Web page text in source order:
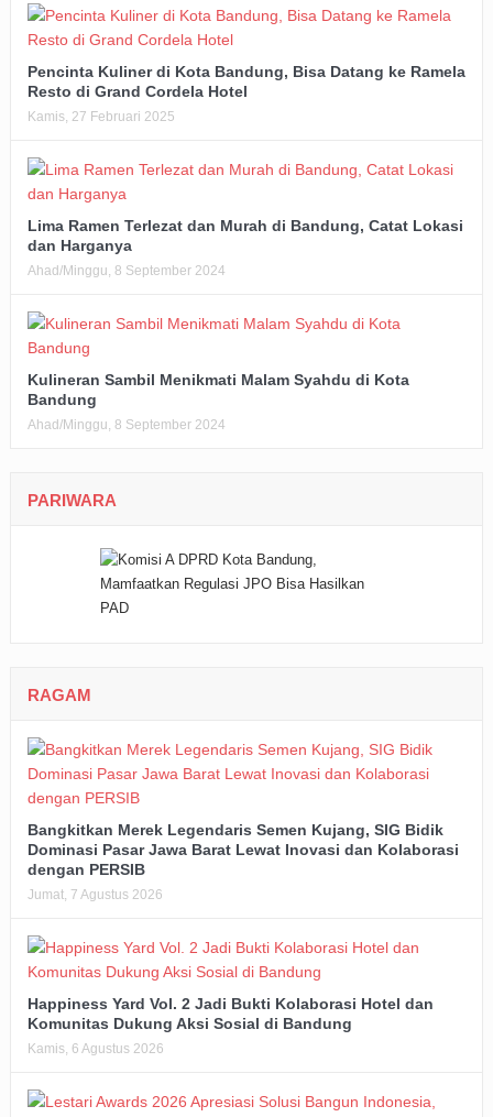
Pencinta Kuliner di Kota Bandung, Bisa Datang ke Ramela
Resto di Grand Cordela Hotel
Kamis, 27 Februari 2025
Lima Ramen Terlezat dan Murah di Bandung, Catat Lokasi
dan Harganya
Ahad/Minggu, 8 September 2024
Kulineran Sambil Menikmati Malam Syahdu di Kota
Bandung
Ahad/Minggu, 8 September 2024
PARIWARA
RAGAM
Bangkitkan Merek Legendaris Semen Kujang, SIG Bidik
Dominasi Pasar Jawa Barat Lewat Inovasi dan Kolaborasi
dengan PERSIB
Jumat, 7 Agustus 2026
Happiness Yard Vol. 2 Jadi Bukti Kolaborasi Hotel dan
Komunitas Dukung Aksi Sosial di Bandung
Kamis, 6 Agustus 2026